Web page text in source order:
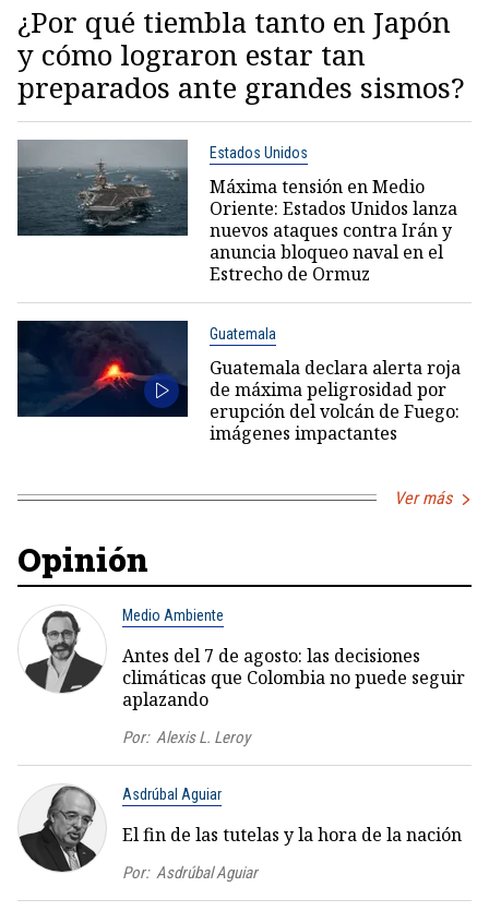
¿Por qué tiembla tanto en Japón
y cómo lograron estar tan
preparados ante grandes sismos?
Estados Unidos
Máxima tensión en Medio
Oriente: Estados Unidos lanza
nuevos ataques contra Irán y
anuncia bloqueo naval en el
Estrecho de Ormuz
Guatemala
Guatemala declara alerta roja
de máxima peligrosidad por
erupción del volcán de Fuego:
imágenes impactantes
Ver más
Opinión
Medio Ambiente
Antes del 7 de agosto: las decisiones
climáticas que Colombia no puede seguir
aplazando
Por: Alexis L. Leroy
Asdrúbal Aguiar
El fin de las tutelas y la hora de la nación
Por: Asdrúbal Aguiar